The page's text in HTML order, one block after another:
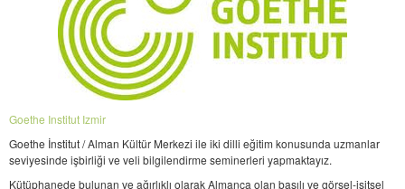
Goethe Institut Izmir
Goethe İnstitut / Alman Kültür Merkezi ile iki dilli eğitim konusunda uzmanlar
seviyesinde işbirliği ve veli bilgilendirme seminerleri yapmaktayız.
Kütüphanede bulunan ve ağırlıklı olarak Almanca olan basılı ve görsel-işitsel